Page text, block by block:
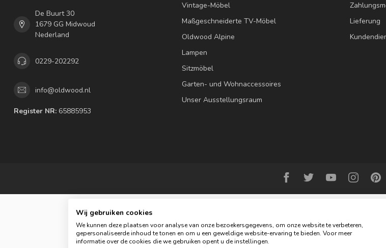
De Buurt 30
1679 GG Midwoud
Nederland
0229-202292
info@oldwood.nl
Register NR: 65885953
Vintage-Möbel
Maßgeschneiderte TV-Möbel
Oldwood Alpine
Lampen
Sitzmöbel
Garten- und Wohnaccessoires
Unser Ausstellungsraum
Lieferung
© Copyright 2026 Oldwood - das Möbelgeschäft -
Wij gebruiken cookies
We kunnen deze plaatsen voor analyse van onze bezoekersgegevens, om onze website te verbeteren,
gepersonaliseerde inhoud te tonen en om u een geweldige website-ervaring te bieden. Voor meer
informatie over de cookies die we gebruiken opent u de instellingen.